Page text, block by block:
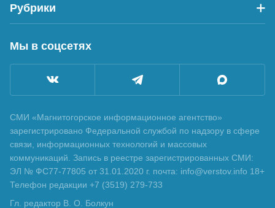
Рубрики
Мы в соцсетях
СМИ «Магнитогорское информационное агентство»
зарегистрировано Федеральной службой по надзору в сфере
связи, информационных технологий и массовых
коммуникаций. Запись в реестре зарегистрированных СМИ:
ЭЛ № ФС77-77805 от 31.01.2020 г. почта: info@verstov.info 18+
Телефон редакции +7 (3519) 279-733
Гл. редактор В. О. Болкун